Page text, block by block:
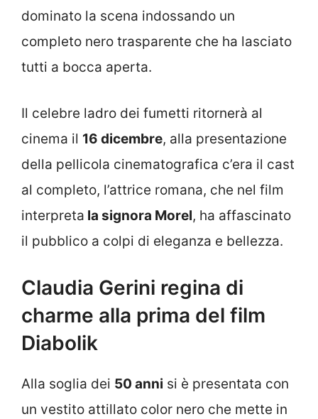
dominato la scena indossando un
completo nero trasparente che ha lasciato
tutti a bocca aperta.
Il celebre ladro dei fumetti ritornerà al
cinema il 16 dicembre, alla presentazione
della pellicola cinematografica c’era il cast
al completo, l’attrice romana, che nel film
interpreta la signora Morel, ha affascinato
il pubblico a colpi di eleganza e bellezza.
Claudia Gerini regina di
charme alla prima del film
Diabolik
Alla soglia dei 50 anni si è presentata con
un vestito attillato color nero che mette in